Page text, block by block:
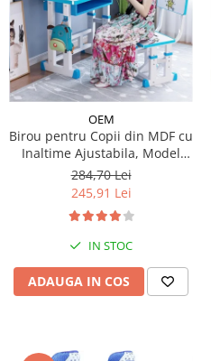
OEM
Birou pentru Copii din MDF cu
Inaltime Ajustabila, Model
Astronaut
284,70 Lei
245,91 Lei
IN STOC
ADAUGA IN COS